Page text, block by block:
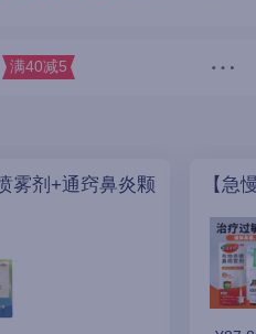
满40减5
雾剂+通窍鼻炎颗
【急